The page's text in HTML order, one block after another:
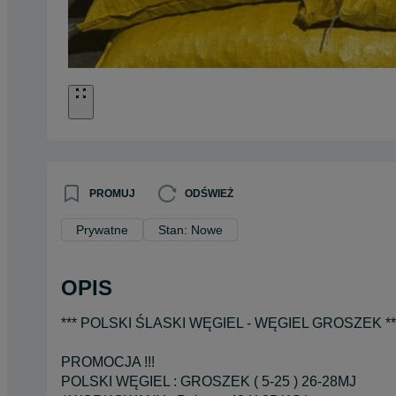
PROMUJ ODŚWIEŻ
Prywatne Stan: Nowe
OPIS
*** POLSKI ŚLASKI WĘGIEL - WĘGIEL GROSZEK
PROMOCJA !!!
POLSKI WĘGIEL : GROSZEK ( 5-25 ) 26-28MJ